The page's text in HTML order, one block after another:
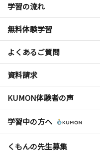
学習の流れ
無料体験学習
よくあるご質問
資料請求
KUMON体験者の声
学習中の方へ
くもんの先生募集